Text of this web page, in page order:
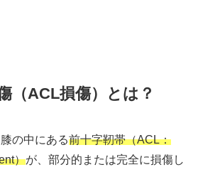
（ACL損傷）とは？
の中にある前十字靭帯（ACL：
）が、部分的または完全に損傷し